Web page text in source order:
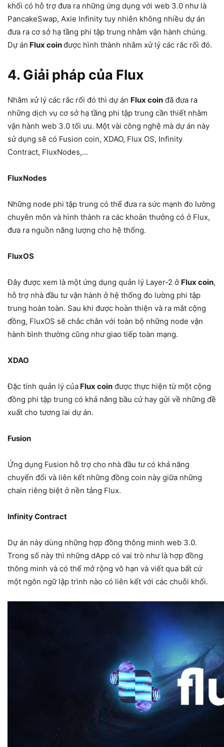
khối có hỗ trợ đưa ra những ứng dụng với web 3.0 như là
PancakeSwap, Axie Infinity tuy nhiên không nhiều dự án
đưa ra cơ sở hạ tầng phi tập trung nhằm vận hành chúng.
Dự án Flux coinđược hình thành nhằm xử lý các rắc rối đó.
4. Giải pháp của Flux
Nhằm xử lý các rắc rối đó thì dự án Flux coin đã đưa ra
những dịch vụ cơ sở hạ tầng phi tập trung cần thiết nhằm
vận hành web 3.0 tối ưu. Một vài công nghệ mà dự án này
sử dụng sẽ có Fusion coin, XDAO, Flux OS, Infinity
Contract, FluxNodes,…
FluxNodes
Những node phi tập trung có thể đưa ra sức mạnh đo lường
chuyên môn và hình thành ra các khoản thưởng có ở Flux,
đưa ra nguồn năng lượng cho hệ thống.
FluxOS
Đây được xem là một ứng dụng quản lý Layer-2 ở Flux coin,
hỗ trợ nhà đầu tư vận hành ở hệ thống đo lường phi tập
trung hoàn toàn. Sau khi được hoàn thiện và ra mắt cộng
đồng, FluxOS sẽ chắc chắn với toàn bộ những node vận
hành bình thường cũng như giao tiếp toàn mạng.
XDAO
Đặc tính quản lý của Flux coin được thực hiện từ một cộng
đồng phi tập trung có khả năng bầu cử hay gửi về những đề
xuất cho tương lai dự án.
Fusion
Ứng dụng Fusion hỗ trợ cho nhà đầu tư có khả năng
chuyển đổi và liên kết những đồng coin này giữa những
chain riêng biệt ở nền tảng Flux.
Infinity Contract
Dự án này dùng những hợp đồng thông minh web 3.0.
Trong số này thì những dApp có vai trò như là hợp đồng
thông minh và có thể mở rộng vô hạn và viết qua bất cứ
một ngôn ngữ lập trình nào có liên kết với các chuỗi khối.